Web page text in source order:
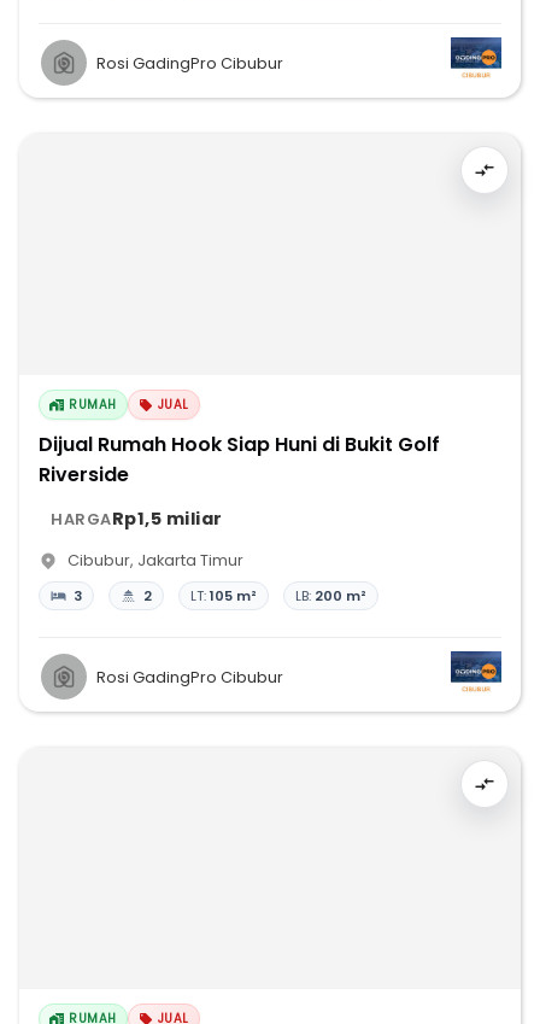
Rosi GadingPro Cibubur
RUMAH JUAL
Dijual Rumah Hook Siap Huni di Bukit Golf
Riverside
HARGARp1,5 miliar
Cibubur, Jakarta Timur
3 2 LT:105 m² LB: 200 m²
Rosi GadingPro Cibubur
RUMAH JUAL